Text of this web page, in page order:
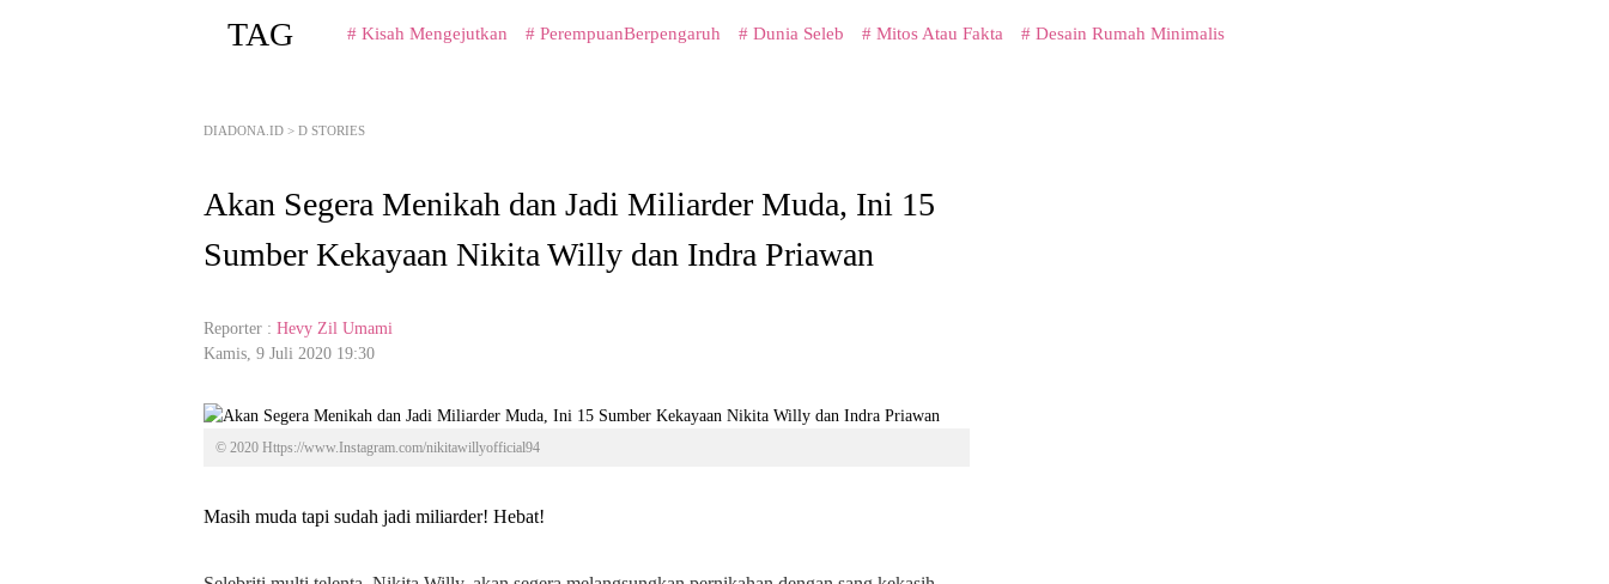
TAG # Kisah Mengejutkan # PerempuanBerpengaruh # Dunia Seleb # Mitos Atau Fakta # Desain Rumah Minimalis
DIADONA.ID > D STORIES
Akan Segera Menikah dan Jadi Miliarder Muda, Ini 15
Sumber Kekayaan Nikita Willy dan Indra Priawan
Reporter : Hevy Zil Umami
Kamis, 9 Juli 2020 19:30
© 2020 Https://www.Instagram.com/nikitawillyofficial94
Masih muda tapi sudah jadi miliarder! Hebat!